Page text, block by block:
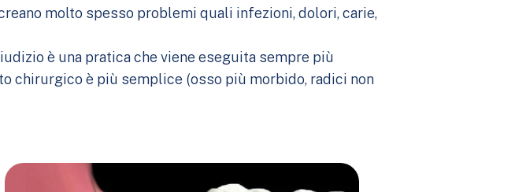
molto spesso problemi quali infezioni, dolori, carie,
è una pratica che viene eseguita sempre più
chirurgico è più semplice (osso più morbido, radici non